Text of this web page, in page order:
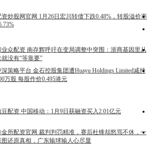
资炒股网官网 1月26日宏川转债下跌0.48%，转股溢价率
业众配资 南存辉呼吁在变局调整中突围：浙商基因里从
就没有“等靠要”
深策略平台 金石控股集团遭Huayu Holdings Limited减持
万股 每股作价0.495港元
豆配资 中国移动：1月9日获融资买入2.01亿元
金所配资官网 裁判判罚精准，赛后杜锋却怒骂不休，一
图还原真相，广东输球输人心尽显